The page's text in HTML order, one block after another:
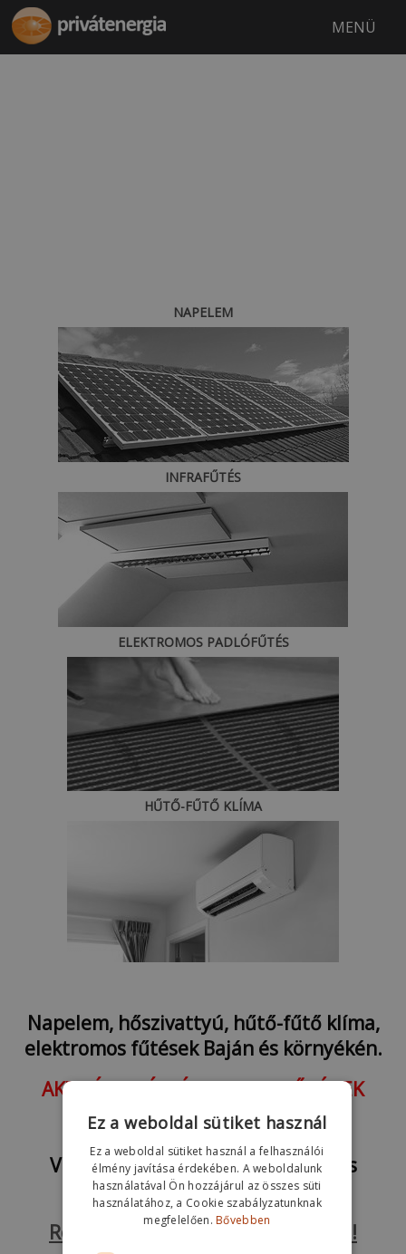
MENÜ
NAPELEM
INFRAFŰTÉS
ELEKTROMOS PADLÓFŰTÉS
HŰTŐ-FŰTŐ KLÍMA
Napelem, hőszivattyú, hűtő-fűtő klíma,
elektromos fűtések Baján és környékén.
AKTUÁLIS PÁLYÁZATI LEHETŐSÉGEK
Otthoni Energiatároló Program
2,5 Millió Ft támogatás
Vidéki Otthonfelújítási támogatás
Max. 3 Millió Ft támogatás
Részletekért keressen bennünket!
Ez a weboldal sütiket használ
Ez a weboldal sütiket használ a felhasználói
élmény javítása érdekében. A weboldalunk
használatával Ön hozzájárul az összes süti
használatához, a Cookie szabályzatunknak
megfelelően. Bővebben